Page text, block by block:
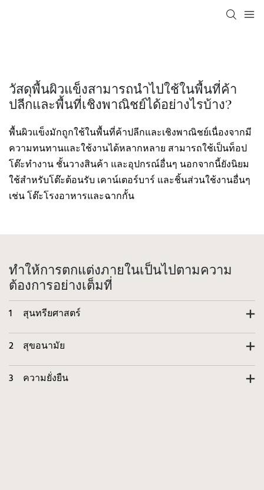
วัสดุพื้นผิวแข็งสามารถนำไปใช้ในพื้นที่ค้า
ปลีกและพื้นที่เชิงพาณิชย์ได้อย่างไรบ้าง?
พื้นผิวแข็งมักถูกใช้ในพื้นที่ค้าปลีกและเชิงพาณิชย์เนื่องจากมี
ความทนทานและใช้งานได้หลากหลาย สามารถใช้เป็นท็อป
โต๊ะทำงาน ชั้นวางสินค้า และอุปกรณ์อื่นๆ นอกจากนี้ยังนิยม
ใช้สำหรับโต๊ะต้อนรับ เคาน์เตอร์บาร์ และชิ้นส่วนใช้งานอื่นๆ
เช่น โต๊ะโรงอาหารและฉากกั้น
ทำให้การตกแต่งภายในเป็นไปตามความ
ต้องการอย่างเต็มที่
1 สุนทรียศาสตร์
2 สุขอนามัย
3 ความยั่งยืน